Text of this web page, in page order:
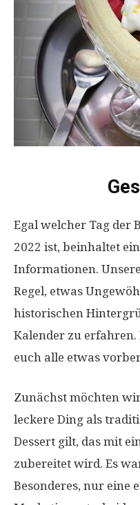
Egal welcher Tag der
2022 ist, beinhaltet
Informationen.
Regel, etwas
historischen
Kalender zu
euch alle etwas
Zunächst möchten
leckere Ding als
Dessert gilt, das mit
zubereitet wird. Es
Besonderes, nur eine